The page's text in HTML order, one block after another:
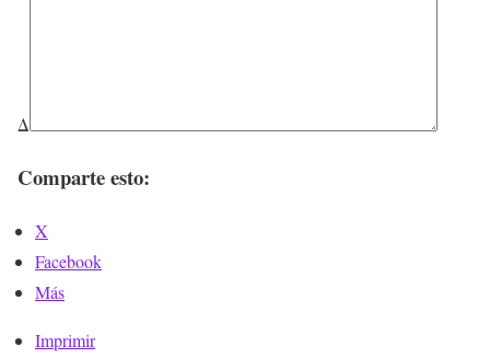
Δ
Comparte esto:
X
Facebook
Más
Imprimir